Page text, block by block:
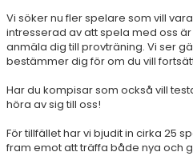
Vi söker nu fler spelare som vill
intresserad av att spela med oss
anmäla dig till provträning. Vi ser
bestämmer dig för om du vill
Har du kompisar som också vill
höra av sig till oss!
För tillfället har vi bjudit in cirka 25
fram emot att träffa både nya och